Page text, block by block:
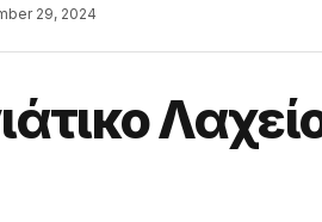
29, 2024
Λαχείο